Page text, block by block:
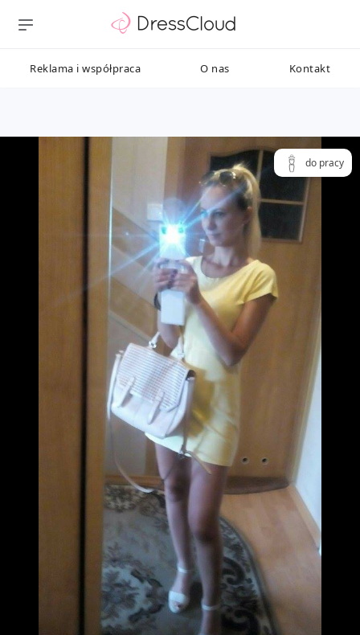
Reklama i współpraca O nas Kontakt
do pracy